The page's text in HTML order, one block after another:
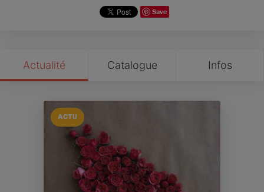
Save
Actualité Catalogue Infos
ACTU